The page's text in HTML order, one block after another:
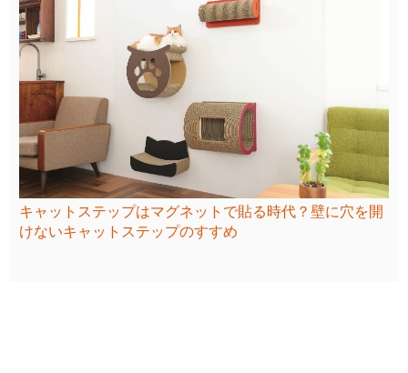
キャットステップはマグネットで貼る時代？壁に穴を開
けないキャットステップのすすめ